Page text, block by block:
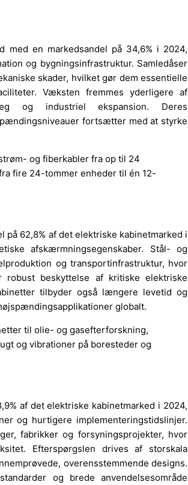
med en markedsandel på 34,6% i 2024,
og bygningsinfrastruktur. Samledåser
skader, hvilket gør dem essentielle
Væksten fremmes yderligere af
og industriel ekspansion. Deres
fortsætter med at styrke
og fiberkabler fra op til 24
fire 24-tommer enheder til én 12-
62,8% af det elektriske kabinetmarked i
afskærmningsegenskaber. Stål- og
og transportinfrastruktur, hvor
beskyttelse af kritiske elektriske
tilbyder også længere levetid og
globalt.
til olie- og gasefterforskning,
og vibrationer på boresteder og
af det elektriske kabinetmarked i 2024,
og hurtigere implementeringstidslinjer.
fabrikker og forsyningsprojekter, hvor
Efterspørgslen drives af storskala
overensstemmende designs.
og brede anvendelsesområde